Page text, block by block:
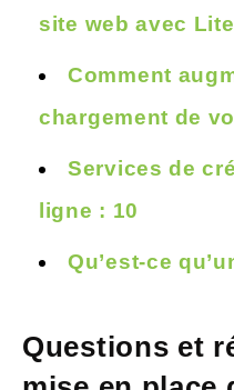
site web avec
Comment
chargement de
Services de
ligne : 10
Qu’est-ce
Questions et